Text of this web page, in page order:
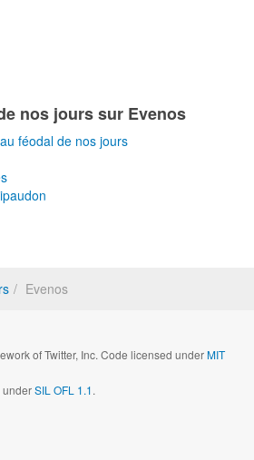
nos jours sur Evenos
féodal de nos jours
Evenos
of Twitter, Inc. Code licensed underMIT
underSIL OFL 1.1.